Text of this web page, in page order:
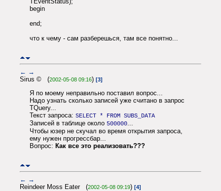
begin
end;
что к чему - сам разберешься, там все понятно...
← →
Sirus © (2002-05-08 09:16) [3]
Я по моему неправильно поставил вопрос...
Надо узнать сколько записей уже считано в запрос
TQuery...
Текст запроса: SELECT * FROM SUBS_DATA
Записей в таблице около 500000...
Чтобы юзер не скучал во время открытия запроса,
ему нужен прогрессбар...
Вопрос: Как все это реализовать???
← →
Reindeer Moss Eater (2002-05-08 09:19) [4]